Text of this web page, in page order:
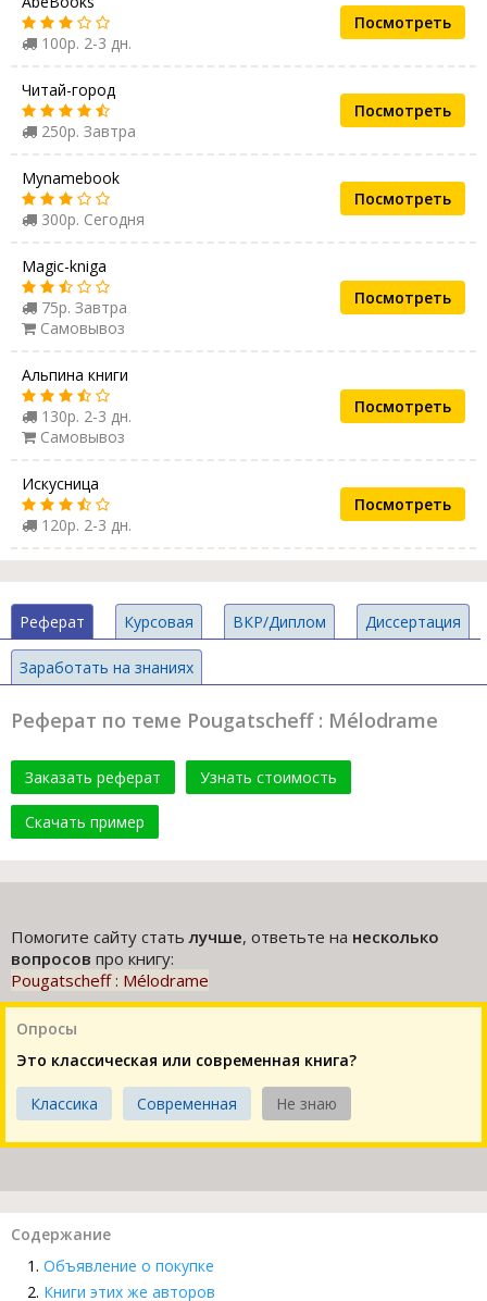
100р. 2-3 дн.
Посмотреть
Читай-город
250р. Завтра
Посмотреть
Mynamebook
300р. Сегодня
Посмотреть
Magic-kniga
75р. Завтра
Самовывоз
Посмотреть
Альпина книги
130р. 2-3 дн.
Самовывоз
Посмотреть
Искусница
120р. 2-3 дн.
Посмотреть
Реферат Курсовая ВКР/Диплом Диссертация
Заработать на знаниях
Реферат по теме Pougatscheff : Mélodrame
Заказать реферат Узнать стоимость
Скачать пример
Помогите сайту статьлучше, ответьте на несколько
вопросов про книгу:
Pougatscheff : Mélodrame
Опросы
Это классическая или современная книга?
Классика Современная Не знаю
Содержание
Объявление о покупке
Книги этих же авторов